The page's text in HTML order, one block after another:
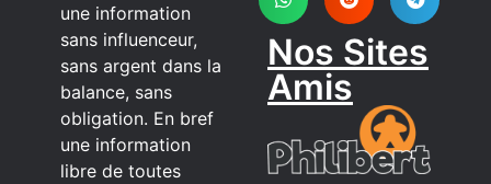
une information
sans influenceur,
sans argent dans la
balance, sans
obligation. En bref
une information
libre de toutes
Nos Sites
Amis